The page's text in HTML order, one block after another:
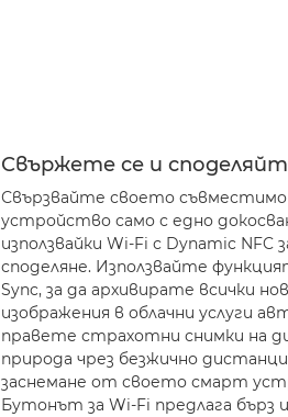
Свържете се и
Свързвайте своето
устройство само с едно
използвайки Wi-Fi с Dynamic NFC
споделяне. Използвайте
Sync, за да архивирате всички
изображения в облачни услуги
правете страхотни снимки на
природа чрез безжично
заснемане от своето смарт
Бутонът за Wi-Fi предлага бърз